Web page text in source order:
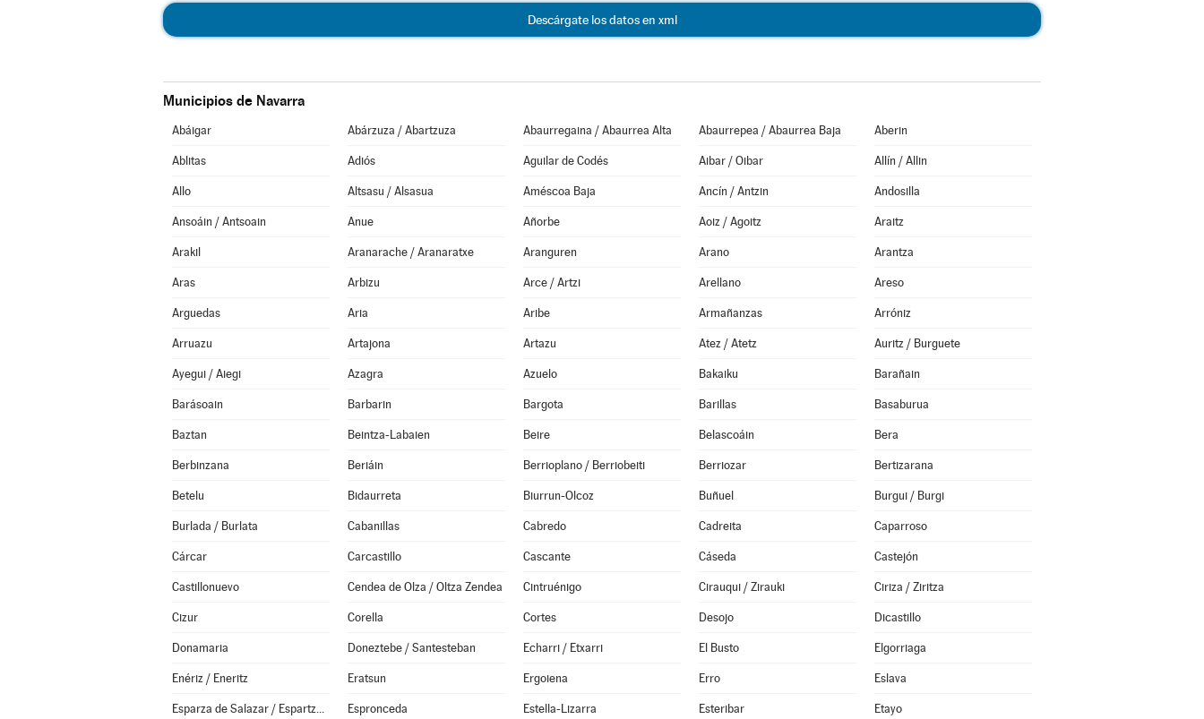
Descárgate los datos en xml
Municipios de Navarra
Abáigar Abárzuza / Abartzuza Abaurregaina / Abaurrea Alta Abaurrepea / Abaurrea Baja Aberin
Ablitas Adiós Aguilar de Codés Aibar / Oibar Allín / Allin
Allo Altsasu / Alsasua Améscoa Baja Ancín / Antzin Andosilla
Ansoáin / Antsoain Anue Añorbe Aoiz / Agoitz Araitz
Arakil Aranarache / Aranaratxe Aranguren Arano Arantza
Aras Arbizu Arce / Artzi Arellano Areso
Arguedas Aria Aribe Armañanzas Arróniz
Arruazu Artajona Artazu Atez / Atetz Auritz / Burguete
Ayegui / Aiegi Azagra Azuelo Bakaiku Barañain
Barásoain Barbarin Bargota Barillas Basaburua
Baztan Beintza-Labaien Beire Belascoáin Bera
Berbinzana Beriáin Berrioplano / Berriobeiti Berriozar Bertizarana
Betelu Bidaurreta Biurrun-Olcoz Buñuel Burgui / Burgi
Burlada / Burlata Cabanillas Cabredo Cadreita Caparroso
Cárcar Carcastillo Cascante Cáseda Castejón
Castillonuevo Cendea de Olza / Oltza Zendea Cintruénigo Cirauqui / Zirauki Ciriza / Ziritza
Cizur Corella Cortes Desojo Dicastillo
Donamaria Doneztebe / Santesteban Echarri / Etxarri El Busto Elgorriaga
Enériz / Eneritz Eratsun Ergoiena Erro Eslava
Esparza de Salazar / Espartza Zaraitzu Espronceda Estella-Lizarra Esteribar Etayo